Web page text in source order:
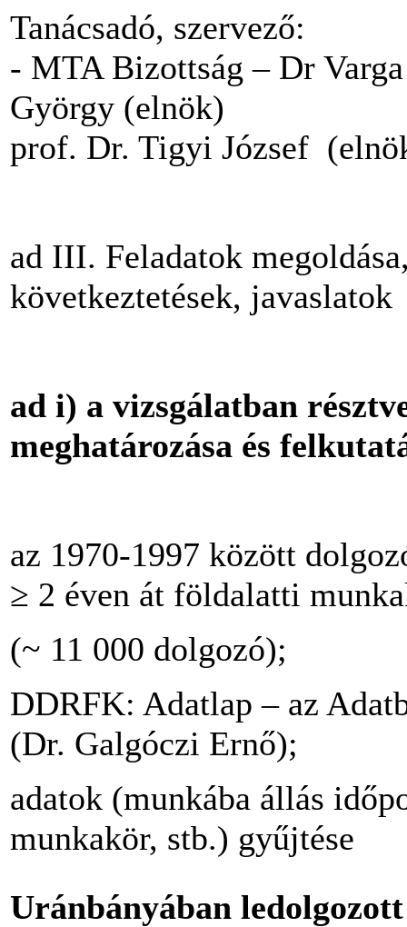
Tanácsadó, szervező:
- MTA Bizottság – Dr
György (elnök)
prof. Dr. Tigyi József
ad III. Feladatok
következtetések, javaslatok
ad i) a vizsgálatban
meghatározása és
az 1970-1997 között
≥ 2 éven át földalatti
(~ 11 000 dolgozó);
DDRFK: Adatlap – az
(Dr. Galgóczi Ernő);
adatok (munkába állás
munkakör, stb.) gyűjtése
Uránbányában